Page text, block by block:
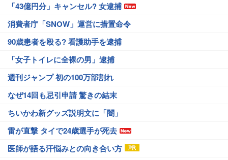
「43億円分」キャンセル? 女逮捕
消費者庁「SNOW」運営に措置命令
90歳患者を殴る? 看護助手を逮捕
「女子トイレに全裸の男」逮捕
週刊ジャンプ 初の100万部割れ
なぜ14回も忌引申請 驚きの結末
ちいかわ新グッズ説明文に「闇」
雷が直撃 タイで24歳選手が死去
医師が語る汗悩みとの向き合い方